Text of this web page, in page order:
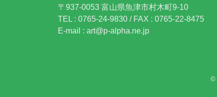
〒937-0053 富山県魚津市村木町9-10
TEL : 0765-24-9830 / FAX : 0765-22-8475
E-mail : art@p-alpha.ne.jp
©